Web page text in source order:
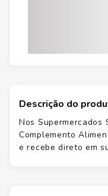
Descrição do
Nos Supermercados
Complemento
e recebe direto em